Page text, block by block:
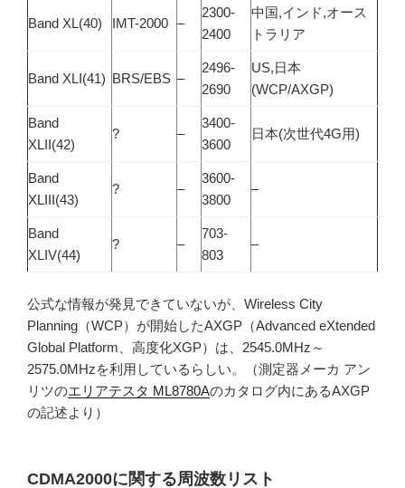
Band XL(40) IMT-2000 –
2300-
2400
中国,インド,オース
トラリア
Band XLI(41) BRS/EBS –
2496-
2690
US,日本
(WCP/AXGP)
Band
XLII(42)
? –
3400-
3600
日本(次世代4G用)
Band
XLIII(43)
? –
3600-
3800
–
Band
XLIV(44)
? –
703-
803
–
公式な情報が発見できていないが、Wireless City
Planning（WCP）が開始したAXGP（Advanced eXtended
Global Platform、高度化XGP）は、2545.0MHz～
2575.0MHzを利用しているらしい。（測定器メーカ アン
リツのエリアテスタ ML8780Aのカタログ内にあるAXGP
の記述より）
CDMA2000に関する周波数リスト